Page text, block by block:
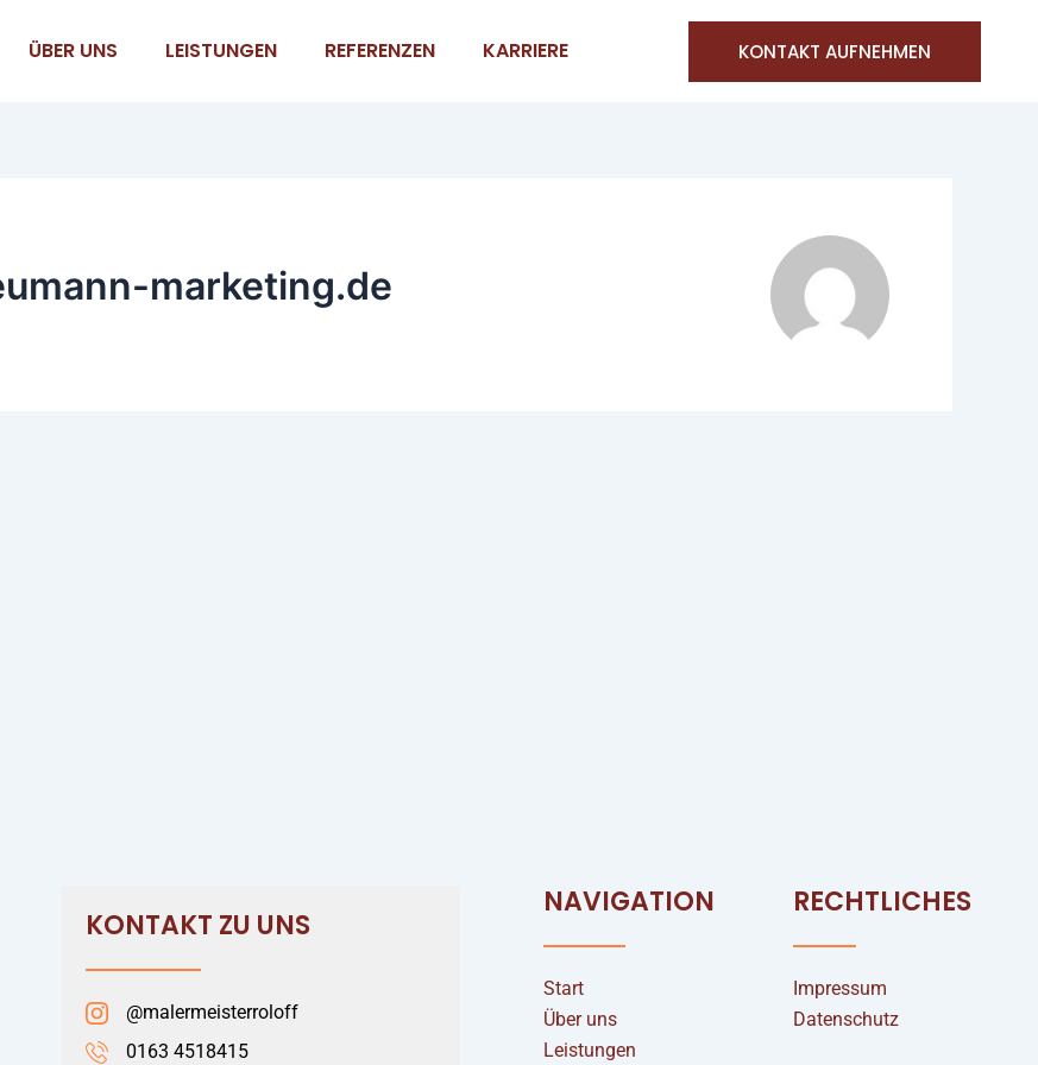
ÜBER UNS LEISTUNGEN REFERENZEN KARRIERE KONTAKT AUFNEHMEN
marketing.de
KONTAKT ZU UNS
@malermeisterroloff
0163 4518415
NAVIGATION
Start
Über uns
Leistungen
RECHTLICHES
Impressum
Datenschutz